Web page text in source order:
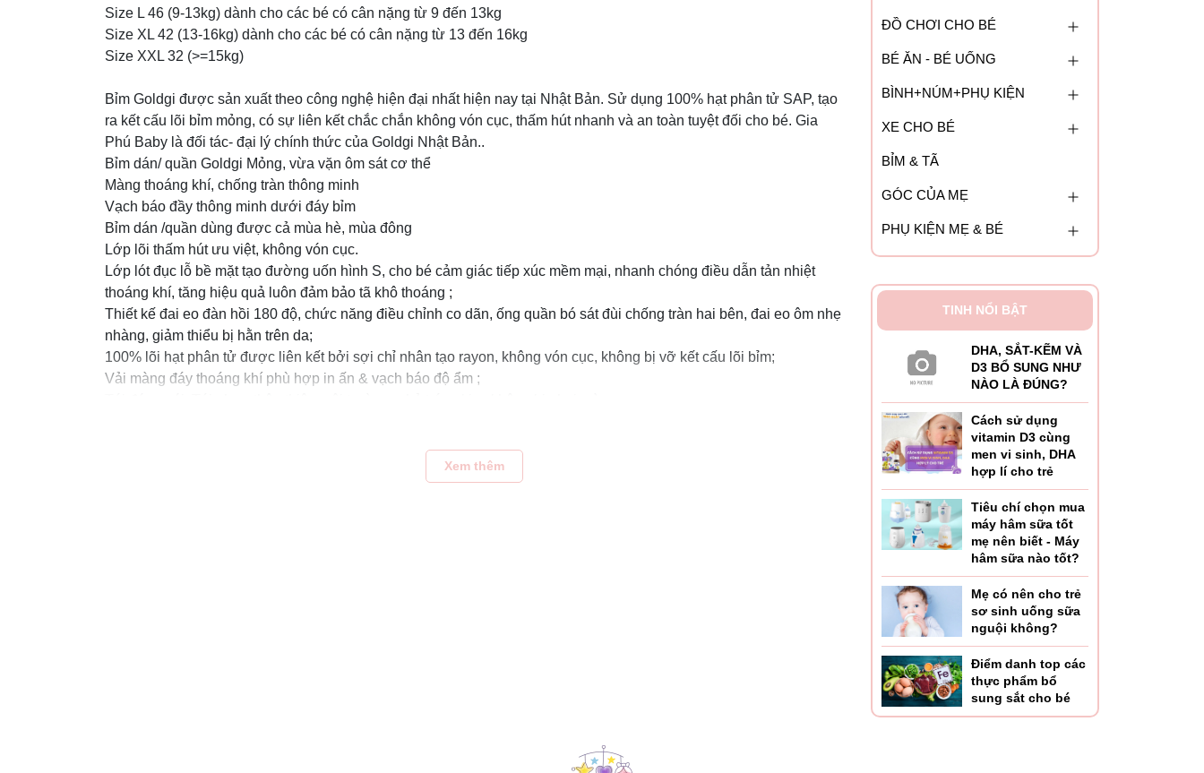
Size L 46 (9-13kg) dành cho các bé có cân nặng từ 9 đến 13kg
Size XL 42 (13-16kg) dành cho các bé có cân nặng từ 13 đến 16kg
Size XXL 32 (>=15kg)
Bỉm Goldgi được sản xuất theo công nghệ hiện đại nhất hiện nay tại Nhật Bản. Sử dụng 100% hạt phân tử SAP, tạo
ra kết cấu lõi bỉm mỏng, có sự liên kết chắc chắn không vón cục, thấm hút nhanh và an toàn tuyệt đối cho bé. Gia
Phú Baby là đối tác- đại lý chính thức của Goldgi Nhật Bản..
Bỉm dán/ quần Goldgi Mỏng, vừa vặn ôm sát cơ thể
Màng thoáng khí, chống tràn thông minh
Vạch báo đầy thông minh dưới đáy bỉm
Bỉm dán /quần dùng được cả mùa hè, mùa đông
Lớp lõi thấm hút ưu việt, không vón cục.
Lớp lót đục lỗ bề mặt tạo đường uốn hình S, cho bé cảm giác tiếp xúc mềm mại, nhanh chóng điều dẫn tản nhiệt
thoáng khí, tăng hiệu quả luôn đảm bảo tã khô thoáng ;
Thiết kế đai eo đàn hồi 180 độ, chức năng điều chỉnh co dãn, ống quần bó sát đùi chống tràn hai bên, đai eo ôm nhẹ
nhàng, giảm thiểu bị hằn trên da;
100% lõi hạt phân tử được liên kết bởi sợi chỉ nhân tạo rayon, không vón cục, không bị vỡ kết cấu lõi bỉm;
Vải màng đáy thoáng khí phù hợp in ấn & vạch báo độ ẩm ;
Xem thêm
ĐỒ CHƠI CHO BÉ
BÉ ĂN - BÉ UỐNG
BÌNH+NÚM+PHỤ KIỆN
XE CHO BÉ
BỈM & TÃ
GÓC CỦA MẸ
PHỤ KIỆN MẸ & BÉ
TINH NỔI BẬT
DHA, SẮT-KẼM VÀ
D3 BỔ SUNG NHƯ
NÀO LÀ ĐÚNG?
Cách sử dụng
vitamin D3 cùng
men vi sinh, DHA
hợp lí cho trẻ
Tiêu chí chọn mua
máy hâm sữa tốt
mẹ nên biết - Máy
hâm sữa nào tốt?
Mẹ có nên cho trẻ
sơ sinh uống sữa
nguội không?
Điểm danh top các
thực phẩm bổ
sung sắt cho bé